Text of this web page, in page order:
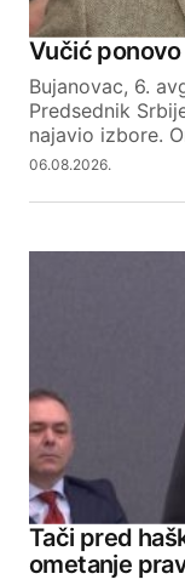
Your Name
Your E-mail
Vučić
Bujanovac, 6.
Predsednik
najavio izbore.
06.08.2026.
Tači pred
ometanje